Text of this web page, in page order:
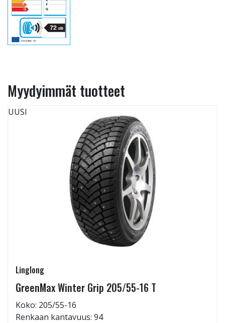
Myydyimmät tuotteet
UUSI
Linglong
GreenMax Winter Grip 205/55-16 T
Koko: 205/55-16
Renkaan kantavuus: 94